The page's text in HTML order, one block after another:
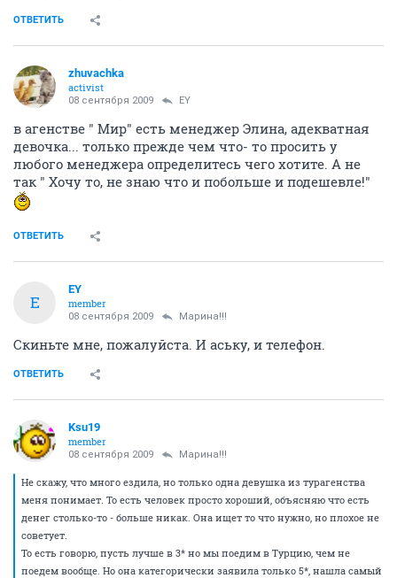
ОТВЕТИТЬ
zhuvachka
activist
08 сентября 2009 EY
в агенстве " Мир" есть менеджер Элина, адекватная
девочка... только прежде чем что- то просить у
любого менеджера определитесь чего хотите. А не
так " Хочу то, не знаю что и побольше и подешевле!"
ОТВЕТИТЬ
E
EY
member
08 сентября 2009 Марина!!!
Скиньте мне, пожалуйста. И аську, и телефон.
ОТВЕТИТЬ
Ksu19
member
08 сентября 2009 Марина!!!
Не скажу, что много ездила, но только одна девушка из турагенства
меня понимает. То есть человек просто хороший, объясняю что есть
денег столько-то - больше никак. Она ищет то что нужно, но плохое не
советует.
То есть говорю, пусть лучше в 3* но мы поедим в Турцию, чем не
поедем вообще. Но она категорически заявила только 5*, нашла самый